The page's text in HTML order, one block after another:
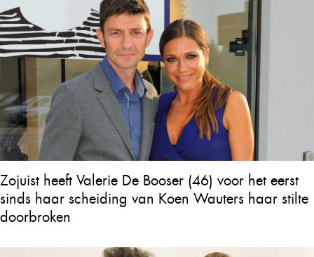
Zojuist heeft Valerie De Booser (46) voor het eerst
sinds haar scheiding van Koen Wauters haar stilte
doorbroken